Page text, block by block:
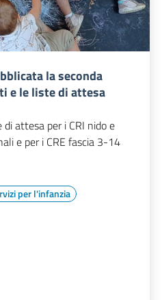
la seconda
e le liste di attesa
attesa per i CRI nido e
e per i CRE fascia 3-14
per l'infanzia